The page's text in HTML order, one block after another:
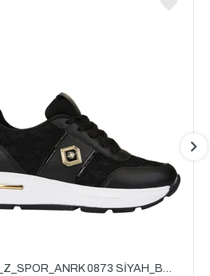
ALVES_Z_SPOR_ANRK 0873 SİYAH_BEYAZ